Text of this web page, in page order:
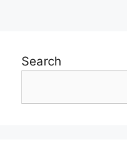
Search